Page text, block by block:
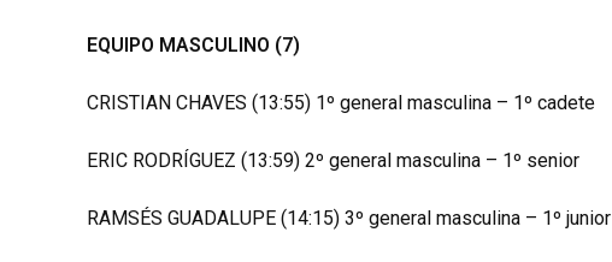
EQUIPO MASCULINO (7)
CRISTIAN CHAVES (13:55) 1º general masculina – 1º cadete
ERIC RODRÍGUEZ (13:59) 2º general masculina – 1º senior
RAMSÉS GUADALUPE (14:15) 3º general masculina – 1º junior